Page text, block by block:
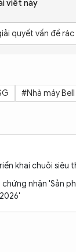
viết này
quyết vấn đề
#Nhà máy
khai chuỗi siêu
nhận 'Sản